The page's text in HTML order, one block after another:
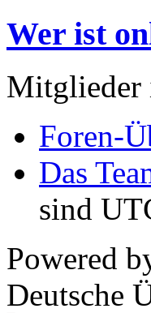
Wer ist
Mitglieder
Foren-
Das
sind
Powered
Deutsche